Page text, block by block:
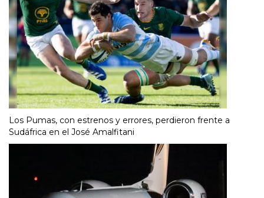
Los Pumas, con estrenos y errores, perdieron frente a
Sudáfrica en el José Amalfitani